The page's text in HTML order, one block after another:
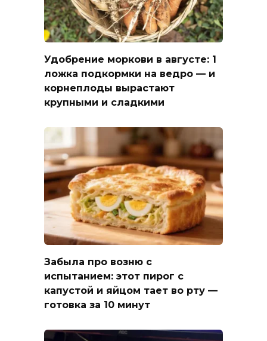
Удобрение моркови в августе: 1
ложка подкормки на ведро — и
корнеплоды вырастают
крупными и сладкими
Забыла про возню с
испытанием: этот пирог с
капустой и яйцом тает во рту —
готовка за 10 минут